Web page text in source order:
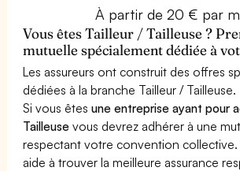
À partir de 20 € par
Vous êtes Tailleur / Tailleuse ?
mutuelle spécialement dédiée à
Les assureurs ont construit des offres
dédiées à la branche Tailleur / Tailleuse.
Si vous êtesune entreprise ayant pour
Tailleuse vous devrez adhérer à une
respectant votre convention collective.
aide à trouver la meilleure assurance